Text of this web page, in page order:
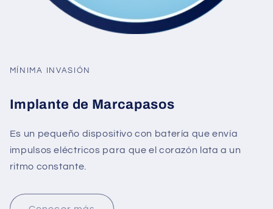
MÍNIMA INVASIÓN
Implante de Marcapasos
Es un pequeño dispositivo con batería que envía
impulsos eléctricos para que el corazón lata a un
ritmo constante.